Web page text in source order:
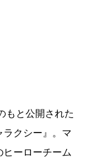
もと公開された
ラクシー』。マ
ーローチーム